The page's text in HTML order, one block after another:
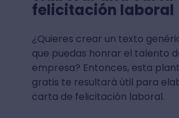
felicitación laboral
¿Quieres crear un texto
que puedas honrar el talento
empresa? Entonces, esta
gratis te resultará útil para
carta de felicitación laboral.